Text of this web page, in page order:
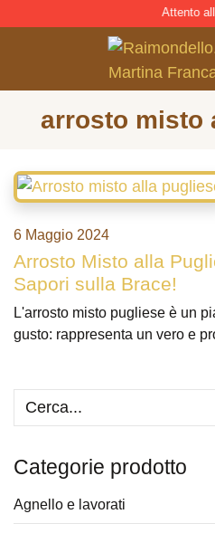
Attento
arrosto misto
Categorie prodotto
Agnello e lavorati
6 Maggio 2024
Arrosto Misto alla
Sapori sulla Brace!
L'arrosto misto pugliese è un
gusto: rappresenta un vero e